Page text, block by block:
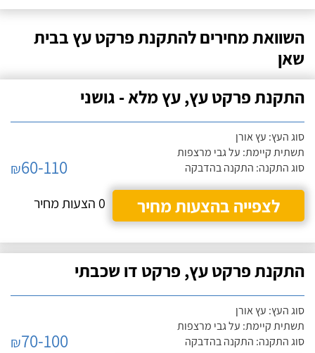
השוואת מחירים להתקנת פרקט עץ בבית
שאן
התקנת פרקט עץ, עץ מלא - גושני
סוג העץ: עץ אורן
תשתית קיימת: על גבי מרצפות
סוג התקנה: התקנה בהדבקה
₪60-110
לצפייה בהצעות מחיר
0 הצעות מחיר
התקנת פרקט עץ, פרקט דו שכבתי
סוג העץ: עץ אורן
תשתית קיימת: על גבי מרצפות
סוג התקנה: התקנה בהדבקה
₪70-100